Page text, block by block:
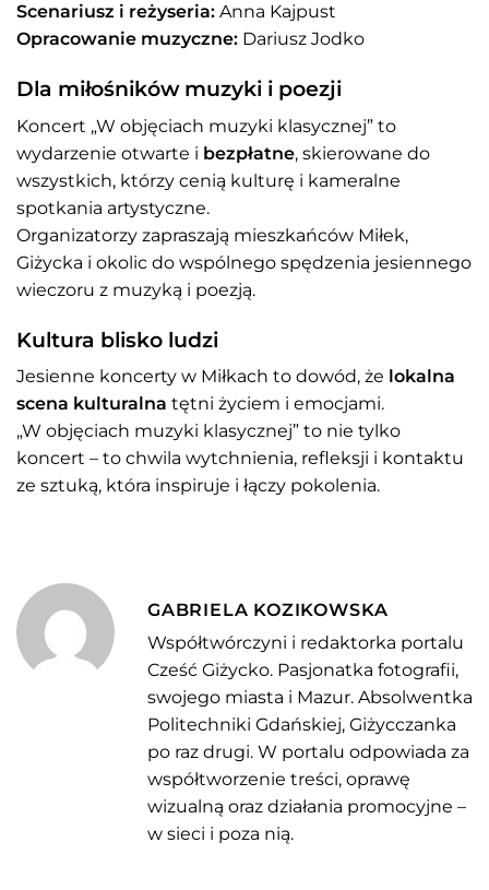
Scenariusz i reżyseria: Anna Kajpust
Opracowanie muzyczne: Dariusz Jodko
Dla miłośników muzyki i poezji
Koncert „W objęciach muzyki klasycznej” to
wydarzenie otwarte i bezpłatne, skierowane do
wszystkich, którzy cenią kulturę i kameralne
spotkania artystyczne.
Organizatorzy zapraszają mieszkańców Miłek,
Giżycka i okolic do wspólnego spędzenia jesiennego
wieczoru z muzyką i poezją.
Kultura blisko ludzi
Jesienne koncerty w Miłkach to dowód, że lokalna
scena kulturalna tętni życiem i emocjami.
„W objęciach muzyki klasycznej” to nie tylko
koncert – to chwila wytchnienia, refleksji i kontaktu
ze sztuką, która inspiruje i łączy pokolenia.
GABRIELA KOZIKOWSKA
Współtwórczyni i redaktorka portalu
Cześć Giżycko. Pasjonatka fotografii,
swojego miasta i Mazur. Absolwentka
Politechniki Gdańskiej, Giżycczanka
po raz drugi. W portalu odpowiada za
współtworzenie treści, oprawę
wizualną oraz działania promocyjne –
w sieci i poza nią.